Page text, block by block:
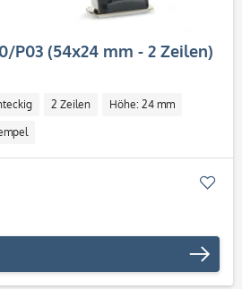
P03 (54x24 mm - 2 Zeilen)
2 Zeilen Höhe: 24 mm